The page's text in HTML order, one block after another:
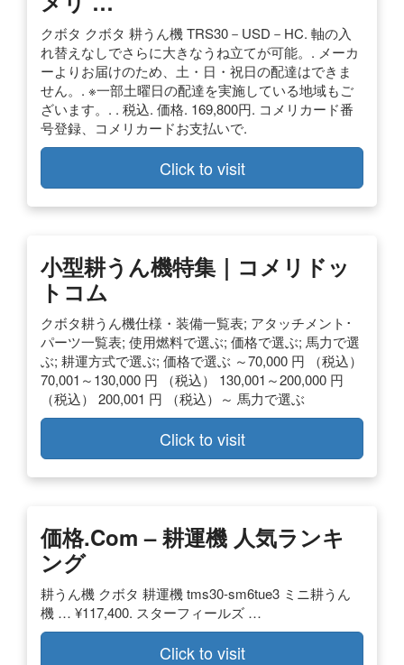
クボタ クボタ 耕うん機 TRS30－USD－HC. 軸の入
れ替えなしでさらに大きなうね立てが可能。. メーカ
ーよりお届けのため、土・日・祝日の配達はできま
せん。. ※一部土曜日の配達を実施している地域もご
ざいます。. . 税込. 価格. 169,800円. コメリカード番
号登録、コメリカードお支払いで.
Click to visit
小型耕うん機特集｜コメリドッ
トコム
クボタ耕うん機仕様・装備一覧表; アタッチメント･
パーツ一覧表; 使用燃料で選ぶ; 価格で選ぶ; 馬力で選
ぶ; 耕運方式で選ぶ; 価格で選ぶ ～70,000 円 （税込）
70,001～130,000 円 （税込） 130,001～200,000 円
（税込） 200,001 円 （税込）～ 馬力で選ぶ
Click to visit
価格.com – 耕運機 人気ランキ
ング
耕うん機 クボタ 耕運機 tms30-sm6tue3 ミニ耕うん
機 … ¥117,400. スターフィールズ …
Click to visit